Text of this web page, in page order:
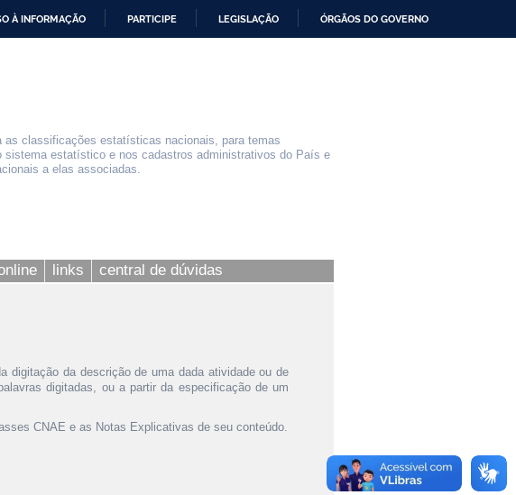
À INFORMAÇÃO PARTICIPE LEGISLAÇÃO ÓRGÃOS DO GOVERNO
as classificações estatísticas nacionais, para temas
sistema estatístico e nos cadastros administrativos do País e
a elas associadas.
links central de dúvidas
digitação da descrição de uma dada atividade ou de
digitadas, ou a partir da especificação de um
CNAE e as Notas Explicativas de seu conteúdo.